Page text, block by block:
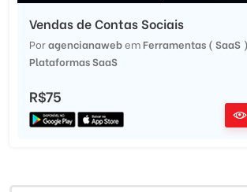
Vendas de Contas Sociais
PoragencianawebemFerramentas ( SaaS )
Plataformas SaaS
R$75